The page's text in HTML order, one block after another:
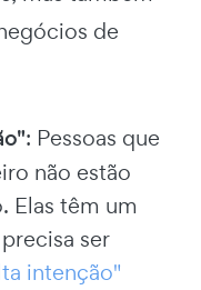
de
: Pessoas que
não estão
Elas têm um
ser
intenção"